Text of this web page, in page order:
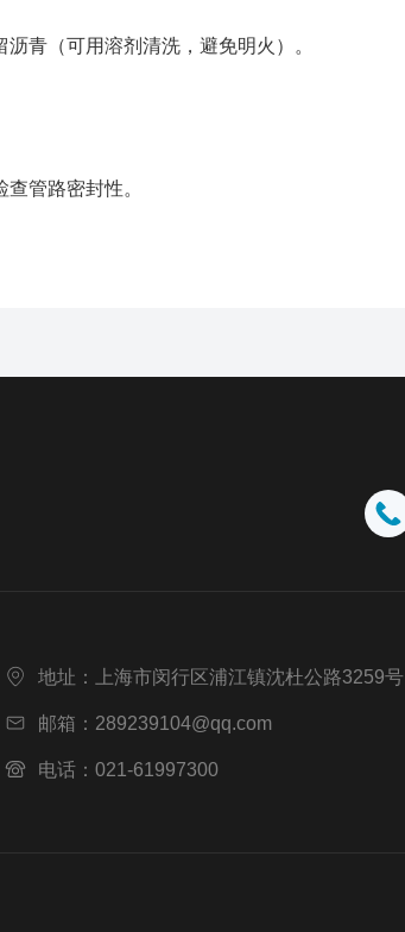
青（可用溶剂清洗，避免明火）。
管路密封性。
地址：上海市闵行区浦江镇沈杜公路3259号
邮箱：289239104@qq.com
电话：021-61997300